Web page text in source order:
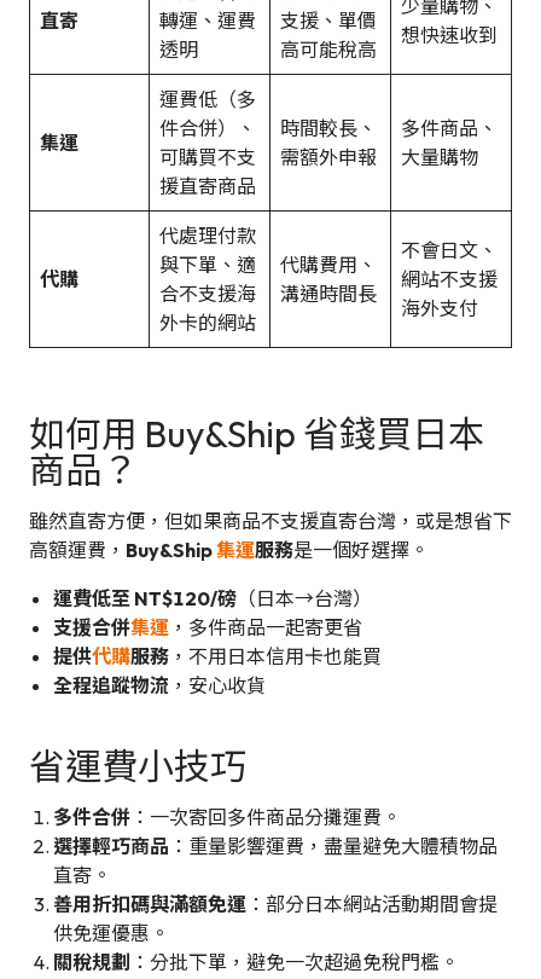
直寄
轉運、運費
透明
支援、單價
高可能稅高
少量購物、
想快速收到
集運
運費低（多
件合併）、
可購買不支
援直寄商品
時間較長、
需額外申報
多件商品、
大量購物
代購
代處理付款
與下單、適
合不支援海
外卡的網站
代購費用、
溝通時間長
不會日文、
網站不支援
海外支付
如何用 Buy&Ship 省錢買日本
商品？
雖然直寄方便，但如果商品不支援直寄台灣，或是想省下
高額運費， Buy&Ship集運服務是一個好選擇。
運費低至 NT$120/磅 （日本→台灣）
支援合併集運 ，多件商品一起寄更省
提供代購服務 ，不用日本信用卡也能買
全程追蹤物流 ，安心收貨
省運費小技巧
多件合併 ：一次寄回多件商品分攤運費。
選擇輕巧商品 ：重量影響運費，盡量避免大體積物品
直寄。
善用折扣碼與滿額免運 ：部分日本網站活動期間會提
供免運優惠。
關稅規劃 ：分批下單，避免一次超過免稅門檻。